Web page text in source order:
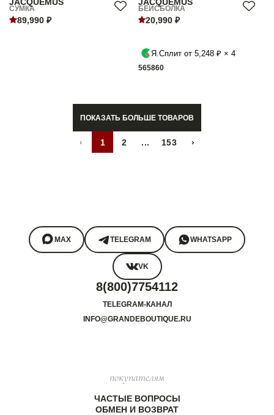
СУМКА
89,990 ₽
БЕЙСБОЛКА
20,990 ₽
Я.Сплит от 5,248 ₽ × 4
565860
ПОКАЗАТЬ БОЛЬШЕ ТОВАРОВ
‹ 1 2 ... 153 ›
MAX TELEGRAM WHATSAPP
VK
8(800)7754112
TELEGRAM-КАНАЛ
INFO@GRANDEBOUTIQUE.RU
покупателям
ЧАСТЫЕ ВОПРОСЫ
ОБМЕН И ВОЗВРАТ